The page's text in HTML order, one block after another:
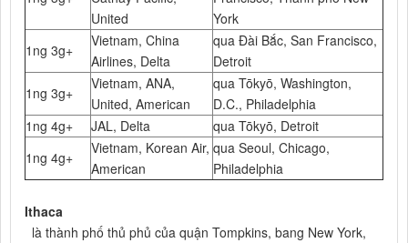
United
York
1ng 3g+
Vietnam, China
Airlines, Delta
qua Đài Bắc, San Francisco,
Detroit
1ng 3g+
Vietnam, ANA,
United, American
qua Tōkyō, Washington,
D.C., Philadelphia
1ng 4g+
JAL, Delta
qua Tōkyō, Detroit
1ng 4g+
Vietnam, Korean Air,
American
qua Seoul, Chicago,
Philadelphia
Ithaca
là thành phố thủ phủ của quận Tompkins, bang New York,